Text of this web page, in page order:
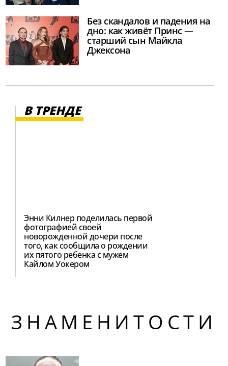
Без скандалов и падения на
дно: как живёт Принс —
старший сын Майкла
Джексона
В ТРЕНДЕ
Энни Килнер поделилась первой
фотографией своей
новорожденной дочери после
того, как сообщила о рождении
их пятого ребенка с мужем
Кайлом Уокером
ЗНАМЕНИТОСТИ